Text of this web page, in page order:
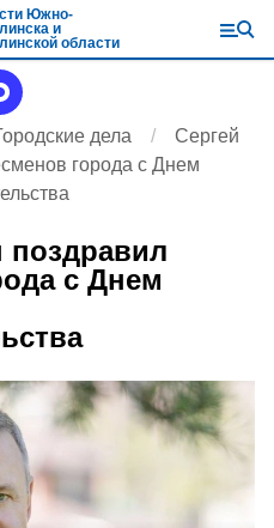
Южно-
и
области
дела
Сергей
города с Днем
поздравил
с Днем